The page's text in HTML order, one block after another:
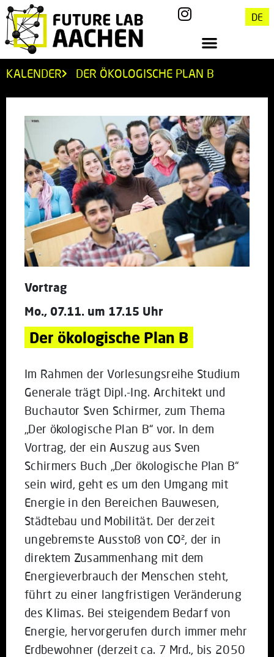
DE
KALENDER DER ÖKOLOGISCHE PLAN B
Vortrag
Mo., 07.11. um 17.15 Uhr
Der ökologische Plan B
Im Rahmen der Vorlesungsreihe Studium
Generale trägt Dipl.-Ing. Architekt und
Buchautor Sven Schirmer, zum Thema
„Der ökologische Plan B“ vor. In dem
Vortrag, der ein Auszug aus Sven
Schirmers Buch „Der ökologische Plan B“
sein wird, geht es um den Umgang mit
Energie in den Bereichen Bauwesen,
Städtebau und Mobilität. Der derzeit
ungebremste Ausstoß von CO², der in
direktem Zusammenhang mit dem
Energieverbrauch der Menschen steht,
führt zu einer langfristigen Veränderung
des Klimas. Bei steigendem Bedarf von
Energie, hervorgerufen durch immer mehr
Erdbewohner (derzeit ca. 7 Mrd., bis 2050